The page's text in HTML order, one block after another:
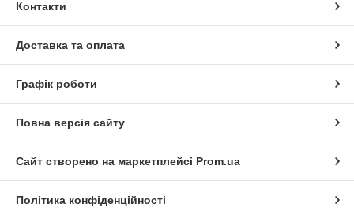
Контакти
Доставка та оплата
Графік роботи
Повна версія сайту
Сайт створено на маркетплейсі Prom.ua
Політика конфіденційності